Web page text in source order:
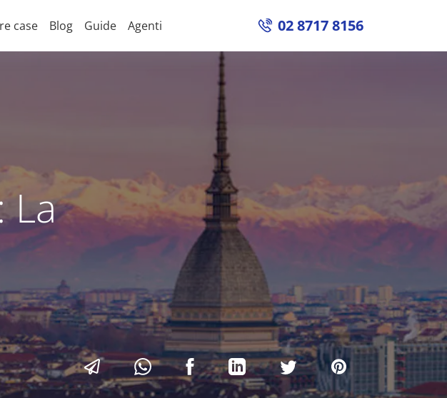
case Blog Guide Agenti 02 8717 8156
La